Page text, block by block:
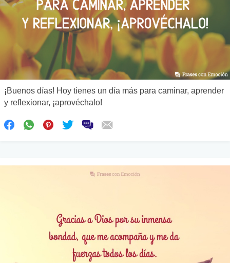
¡Buenos días! Hoy tienes un día más para caminar, aprender
y reflexionar, ¡aprovéchalo!